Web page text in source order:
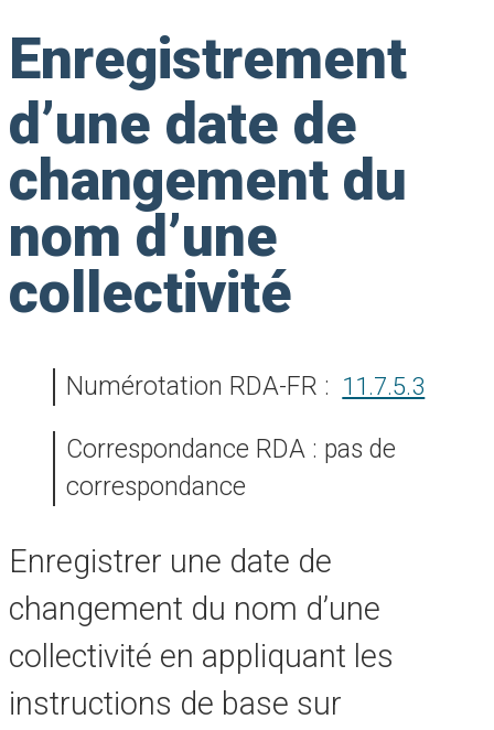
Enregistrement
d’une date de
changement du
nom d’une
collectivité
Numérotation RDA-FR : 11.7.5.3
Correspondance RDA : pas de
correspondance
Enregistrer une date de
changement du nom d’une
collectivité en appliquant les
instructions de base sur